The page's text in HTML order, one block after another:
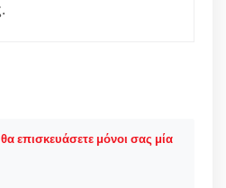
επισκευάσετε μόνοι σας μία